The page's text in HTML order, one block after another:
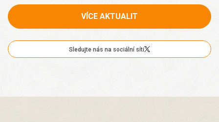
VÍCE AKTUALIT
Sledujte nás na sociální síti